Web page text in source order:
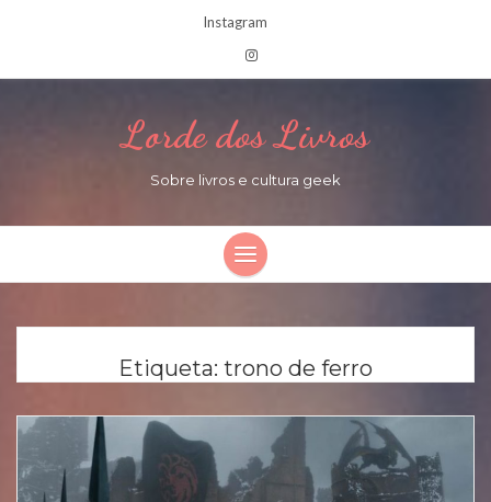
Instagram
Lorde dos Livros
Sobre livros e cultura geek
Etiqueta: trono de ferro